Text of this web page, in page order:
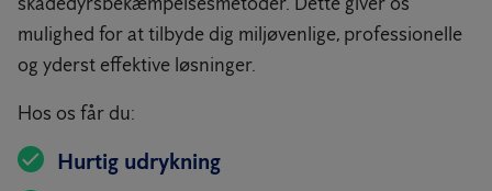
mulighed for at tilbyde dig miljøvenlige, professionelle
og yderst effektive løsninger.
Hos os får du:
Hurtig udrykning